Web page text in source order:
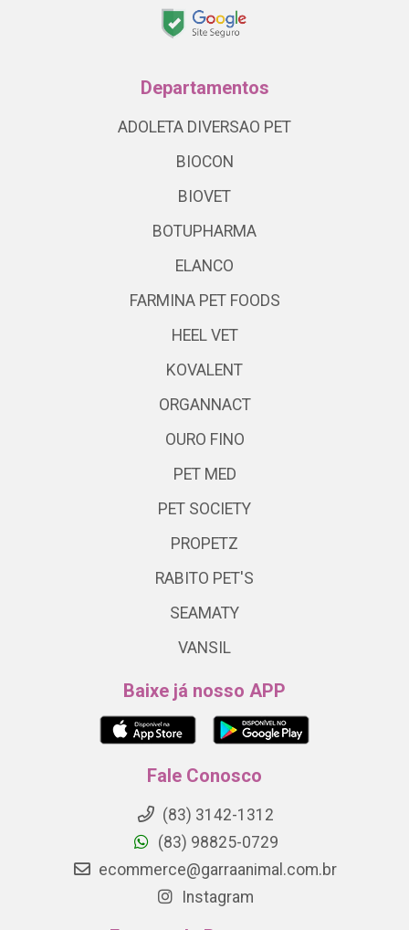
Departamentos
ADOLETA DIVERSAO PET
BIOCON
BIOVET
BOTUPHARMA
ELANCO
FARMINA PET FOODS
HEEL VET
KOVALENT
ORGANNACT
OURO FINO
PET MED
PET SOCIETY
PROPETZ
RABITO PET'S
SEAMATY
VANSIL
Baixe já nosso APP
Fale Conosco
(83) 3142-1312
(83) 98825-0729
ecommerce@garraanimal.com.br
Instagram